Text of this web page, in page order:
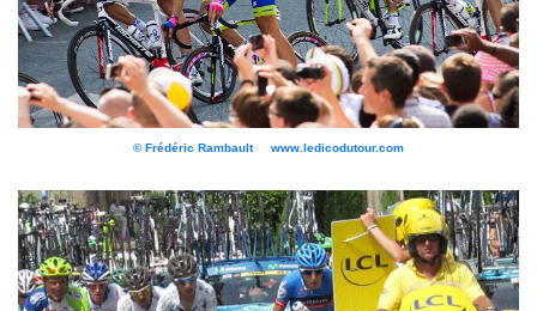
© Frédéric Rambault www.ledicodutour.com